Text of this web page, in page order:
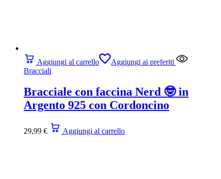
Aggiungi al carrello
Aggiungi ai preferiti
Bracciali
Bracciale con faccina Nerd 🤓 in
Argento 925 con Cordoncino
29,99 € Aggiungi al carrello